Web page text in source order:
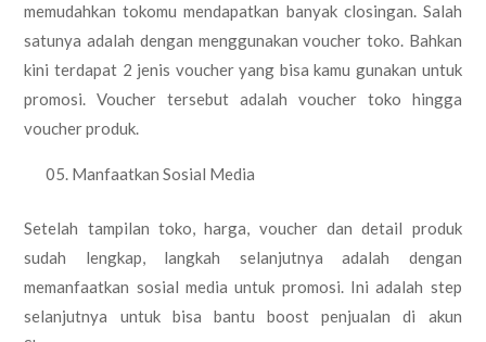
memudahkan tokomu mendapatkan banyak closingan. Salah
satunya adalah dengan menggunakan voucher toko. Bahkan
kini terdapat 2 jenis voucher yang bisa kamu gunakan untuk
promosi. Voucher tersebut adalah voucher toko hingga
voucher produk.
Manfaatkan Sosial Media
Setelah tampilan toko, harga, voucher dan detail produk
sudah lengkap, langkah selanjutnya adalah dengan
memanfaatkan sosial media untuk promosi. Ini adalah step
selanjutnya untuk bisa bantu boost penjualan di akun